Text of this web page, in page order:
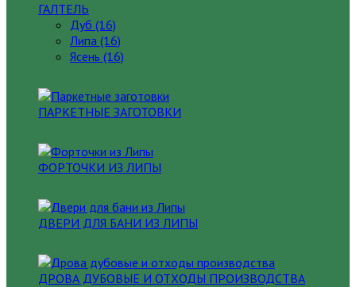
ГАЛТЕЛЬ
Дуб (16)
Липа (16)
Ясень (16)
ПАРКЕТНЫЕ ЗАГОТОВКИ
ФОРТОЧКИ ИЗ ЛИПЫ
ДВЕРИ ДЛЯ БАНИ ИЗ ЛИПЫ
ДРОВА ДУБОВЫЕ И ОТХОДЫ ПРОИЗВОДСТВА